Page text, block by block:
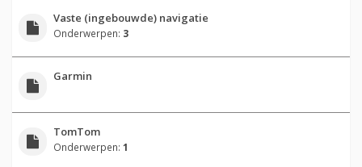
Vaste (ingebouwde) navigatie
Onderwerpen: 3
Garmin
TomTom
Onderwerpen: 1